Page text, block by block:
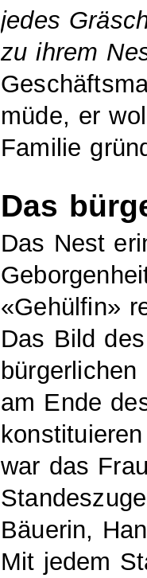
jedes
zu ihrem
müde, er
Familie
Das
Das Nest
«Gehülfin»
Das Bild
am Ende
war das
Bäuerin,
Mit jedem